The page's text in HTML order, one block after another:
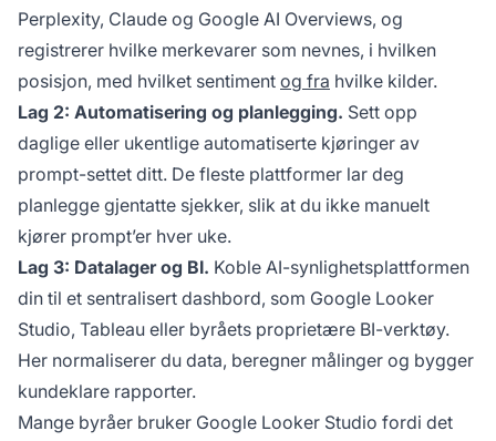
Perplexity, Claude og Google AI Overviews, og
registrerer hvilke merkevarer som nevnes, i hvilken
posisjon, med hvilket sentiment og fra hvilke kilder.
Lag 2: Automatisering og planlegging. Sett opp
daglige eller ukentlige automatiserte kjøringer av
prompt-settet ditt. De fleste plattformer lar deg
planlegge gjentatte sjekker, slik at du ikke manuelt
kjører prompt’er hver uke.
Lag 3: Datalager og BI. Koble AI-synlighetsplattformen
din til et sentralisert dashbord, som Google Looker
Studio, Tableau eller byråets proprietære BI-verktøy.
Her normaliserer du data, beregner målinger og bygger
kundeklare rapporter.
Mange byråer bruker Google Looker Studio fordi det